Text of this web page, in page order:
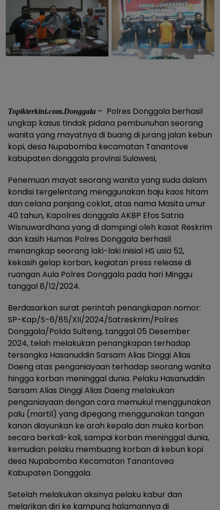
Topikterkini.com.Donggala – Polres Donggala berhasil
ungkap kasus tindak pidana pembunuhan seorang
wanita yang mayatnya di buang di jurang jalan kebun
kopi, desa Nupabomba kecamatan Tanantove
kabupaten donggala provinsi Sulawesi,
Penemuan mayat seorang wanita yang suda dalam
kondisi tergelentang menggunakan baju kaos hitam
dan celana panjang coklat, atas nama Masita umur
40 tahun, Kapolres donggala AKBP Efos Satria
Wisnuwardhana yang di dampingi oleh kasat Reskrim
dan kasih Humas Polres Donggala berhasil
menangkap seorang laki-laki inisial HS usia 52,
kekasih gelap korban, kegiatan press release di
ruangan Aula Polres Donggala pada hari Minggu
tanggal 8/12/2024.
Berdasarkan surat perintah penangkapan nomor:
SP-Kap/S-6/85/XII/2024/Satreskrim/Polres
Donggala/Polda Sulteng, tanggal 05 Desember
2024, telah melakukan penangkapan terhadap
tersangka Hasanuddin Sarsam Alias Dinggi Alias
Daeng atas penganiayaan terhadap seorang wanita
hingga korban meninggal dunia. Pelaku Hasanuddin
Sarsam Alias Dinggi Alias Daeng melakukan
penganiayaan dengan cara memukul menggunakan
palu (martil) yang dipegang menggunakan tangan
kanan diayunkan ke arah kepala dan muka korban
secara berkali-kali, sampai korban meninggal dunia,
kemudian pelaku membuang korban di kebun kopi
desa Nupabomba Kecamatan Tanantovea
Kabupaten Donggala.
Setelah melakukan aksinya pelaku kabur dan
melarikan diri ke kampung halamannya di